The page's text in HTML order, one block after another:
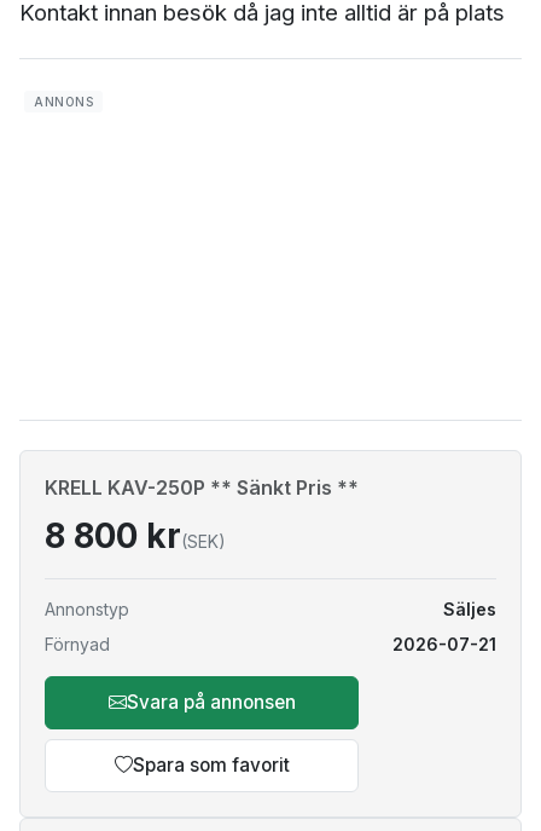
Kontakt innan besök då jag inte alltid är på plats
KRELL KAV-250P ** Sänkt Pris **
8 800 kr(SEK)
Annonstyp
Säljes
Förnyad
2026-07-21
Svara på annonsen
Spara som favorit